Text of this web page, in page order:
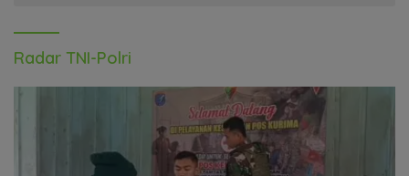
Radar TNI-Polri